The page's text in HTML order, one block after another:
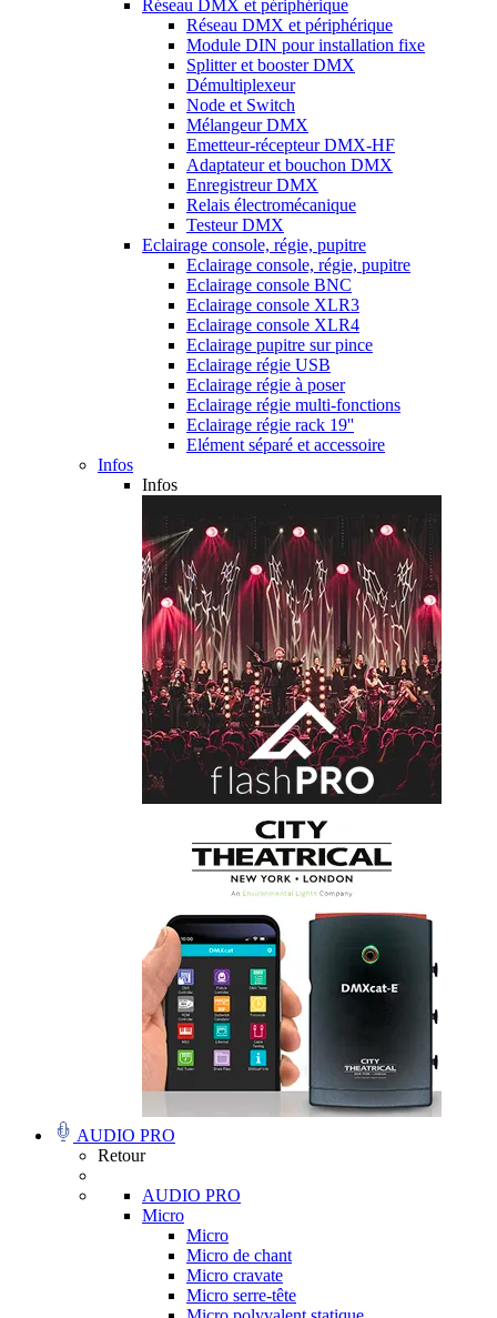
Réseau DMX et périphérique
Réseau DMX et périphérique
Module DIN pour installation fixe
Splitter et booster DMX
Démultiplexeur
Node et Switch
Mélangeur DMX
Emetteur-récepteur DMX-HF
Adaptateur et bouchon DMX
Enregistreur DMX
Relais électromécanique
Testeur DMX
Eclairage console, régie, pupitre
Eclairage console, régie, pupitre
Eclairage console BNC
Eclairage console XLR3
Eclairage console XLR4
Eclairage pupitre sur pince
Eclairage régie USB
Eclairage régie à poser
Eclairage régie multi-fonctions
Eclairage régie rack 19''
Elément séparé et accessoire
Infos
Infos
AUDIO PRO
Retour
AUDIO PRO
Micro
Micro
Micro de chant
Micro cravate
Micro serre-tête